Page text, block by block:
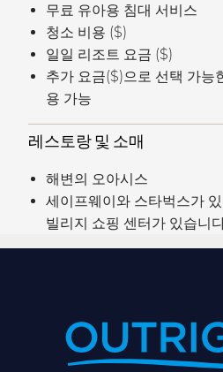
무료 유아용 침대 서비스
청소 비용 ($)
일일 리조트 요금 ($)
추가 요금($)으로 선택 가능
용 가능
레스토랑 및 소매
해변의 오아시스
세이프웨이와 스타벅스가
빌리지 쇼핑 센터가 있습니